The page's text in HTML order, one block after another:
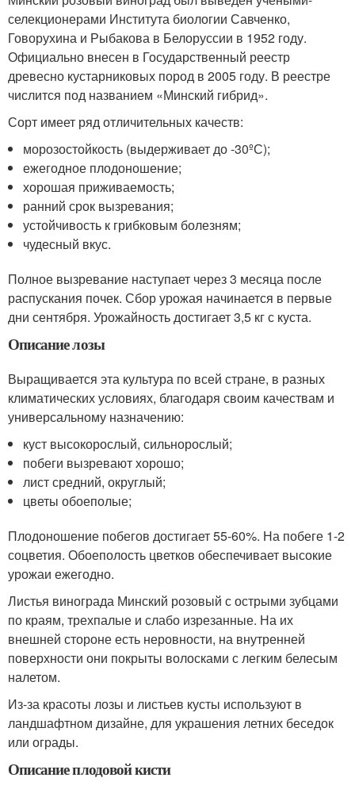
селекционерами Института биологии Савченко,
Говорухина и Рыбакова в Белоруссии в 1952 году.
Официально внесен в Государственный реестр
древесно кустарниковых пород в 2005 году. В реестре
числится под названием «Минский гибрид».
Сорт имеет ряд отличительных качеств:
морозостойкость (выдерживает до -30ºС);
ежегодное плодоношение;
хорошая приживаемость;
ранний срок вызревания;
устойчивость к грибковым болезням;
чудесный вкус.
Полное вызревание наступает через 3 месяца после
распускания почек. Сбор урожая начинается в первые
дни сентября. Урожайность достигает 3,5 кг с куста.
Описание лозы
Выращивается эта культура по всей стране, в разных
климатических условиях, благодаря своим качествам и
универсальному назначению:
куст высокорослый, сильнорослый;
побеги вызревают хорошо;
лист средний, округлый;
цветы обоеполые;
Плодоношение побегов достигает 55-60%. На побеге 1-2
соцветия. Обоеполость цветков обеспечивает высокие
урожаи ежегодно.
Листья винограда Минский розовый с острыми зубцами
по краям, трехпалые и слабо изрезанные. На их
внешней стороне есть неровности, на внутренней
поверхности они покрыты волосками с легким белесым
налетом.
Из-за красоты лозы и листьев кусты используют в
ландшафтном дизайне, для украшения летних беседок
или ограды.
Описание плодовой кисти